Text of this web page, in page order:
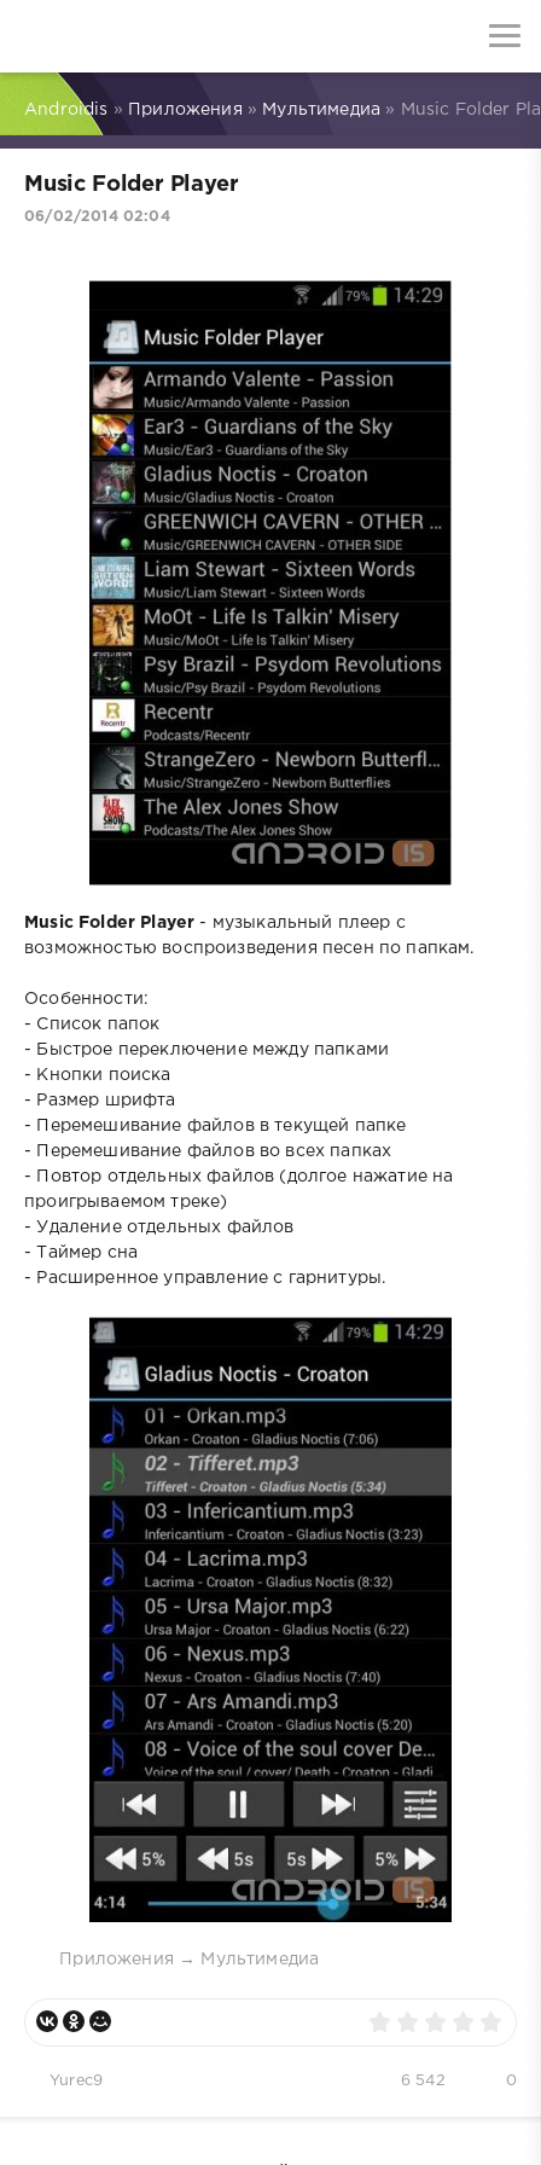
Androidis » Приложения » Мультимедиа » Music Folder
Music Folder Player
06/02/2014 02:04
Music Folder Player - музыкальный плеер с
возможностью воспроизведения песен по папкам.
Особенности:
- Список папок
- Быстрое переключение между папками
- Кнопки поиска
- Размер шрифта
- Перемешивание файлов в текущей папке
- Перемешивание файлов во всех папках
- Повтор отдельных файлов (долгое нажатие на
проигрываемом треке)
- Удаление отдельных файлов
- Таймер сна
- Расширенное управление с гарнитуры.
Приложения → Мультимедиа
Yurec9 0
6 542